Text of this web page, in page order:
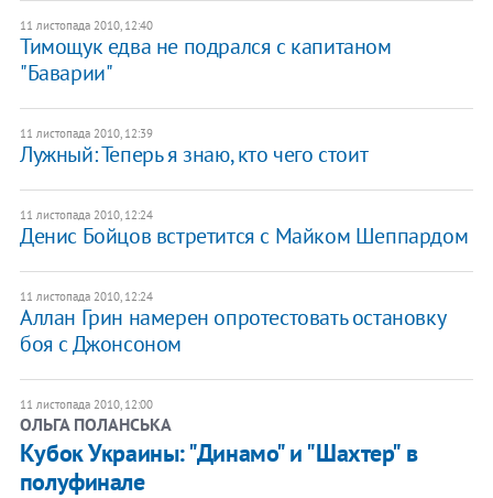
11 листопада 2010, 12:40
Тимощук едва не подрался с капитаном
"Баварии"
11 листопада 2010, 12:39
Лужный: Теперь я знаю, кто чего стоит
11 листопада 2010, 12:24
Денис Бойцов встретится с Майком Шеппардом
11 листопада 2010, 12:24
Аллан Грин намерен опротестовать остановку
боя с Джонсоном
11 листопада 2010, 12:00
ОЛЬГА ПОЛАНСЬКА
Кубок Украины: "Динамо" и "Шахтер" в
полуфинале